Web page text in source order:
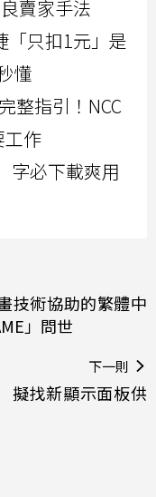
賣家手法
「只扣1元」是
懂
整指引！NCC
工作
字必下載爽用
技術協助的繁體中
」問世
下一則
擬找新顯示面板供